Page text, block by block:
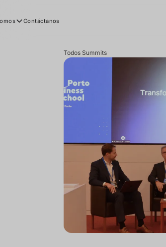
Contáctanos
Todos Summits